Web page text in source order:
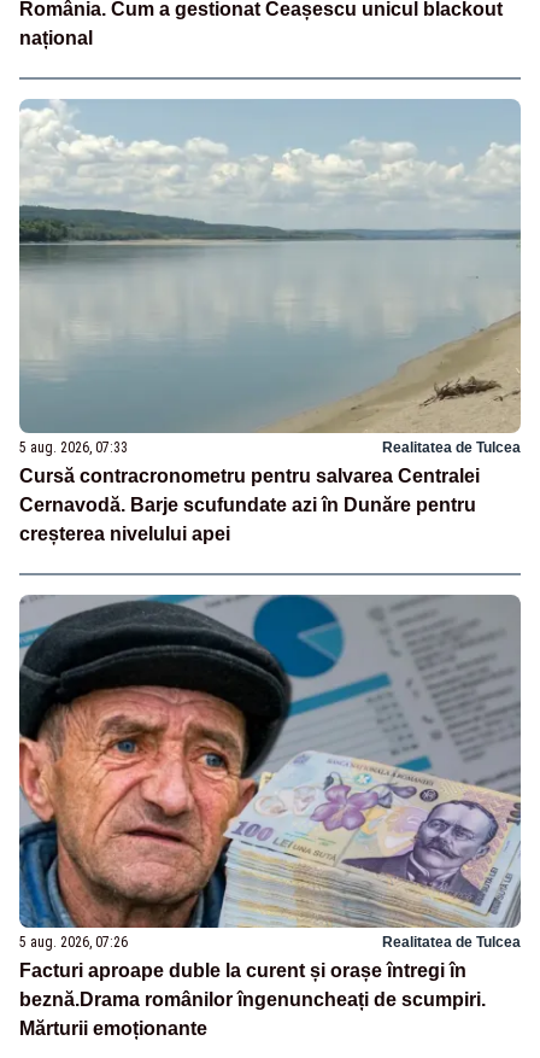
România. Cum a gestionat Ceașescu unicul blackout
național
5 aug. 2026, 07:33 Realitatea de Tulcea
Cursă contracronometru pentru salvarea Centralei
Cernavodă. Barje scufundate azi în Dunăre pentru
creșterea nivelului apei
5 aug. 2026, 07:26 Realitatea de Tulcea
Facturi aproape duble la curent și orașe întregi în
beznă.Drama românilor îngenuncheați de scumpiri.
Mărturii emoționante